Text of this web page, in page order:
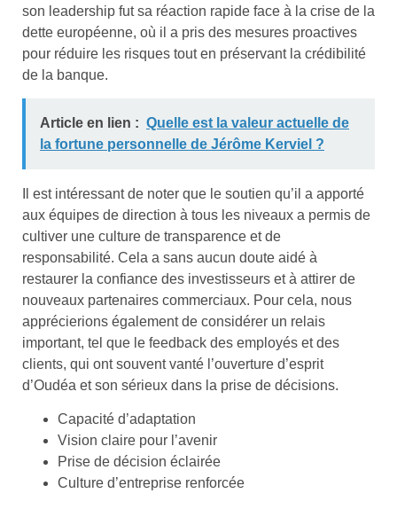
son leadership fut sa réaction rapide face à la crise de la
dette européenne, où il a pris des mesures proactives
pour réduire les risques tout en préservant la crédibilité
de la banque.
Article en lien : Quelle est la valeur actuelle de
la fortune personnelle de Jérôme Kerviel ?
Il est intéressant de noter que le soutien qu’il a apporté
aux équipes de direction à tous les niveaux a permis de
cultiver une culture de transparence et de
responsabilité. Cela a sans aucun doute aidé à
restaurer la confiance des investisseurs et à attirer de
nouveaux partenaires commerciaux. Pour cela, nous
apprécierions également de considérer un relais
important, tel que le feedback des employés et des
clients, qui ont souvent vanté l’ouverture d’esprit
d’Oudéa et son sérieux dans la prise de décisions.
Capacité d’adaptation
Vision claire pour l’avenir
Prise de décision éclairée
Culture d’entreprise renforcée